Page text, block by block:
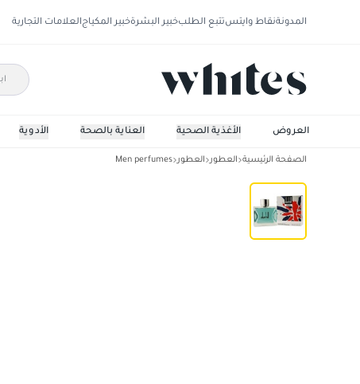
المدونةنقاط وايتستتبع الطلبخبير البشرةخبير المكياجالعلامات التجارية
الأدوية العناية بالصحة الأغذية الصحية العروض
الصفحة الرئيسية العطور العطور Men perfumes